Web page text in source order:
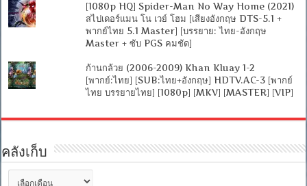
[1080p HQ] Spider-Man No Way Home (2021)
สไปเดอร์แมน โน เวย์ โฮม [เสียงอังกฤษ DTS-5.1 +
พากย์ไทย 5.1 Master] [บรรยาย: ไทย-อังกฤษ
Master + ซับ PGS คมชัด]
ก้านกล้วย (2006-2009) Khan Kluay 1-2
[พากย์:ไทย] [SUB:ไทย+อังกฤษ] HDTV.AC-3 [พากย์
ไทย บรรยายไทย] [1080p] [MKV] [MASTER] [VIP]
คลังเก็บ